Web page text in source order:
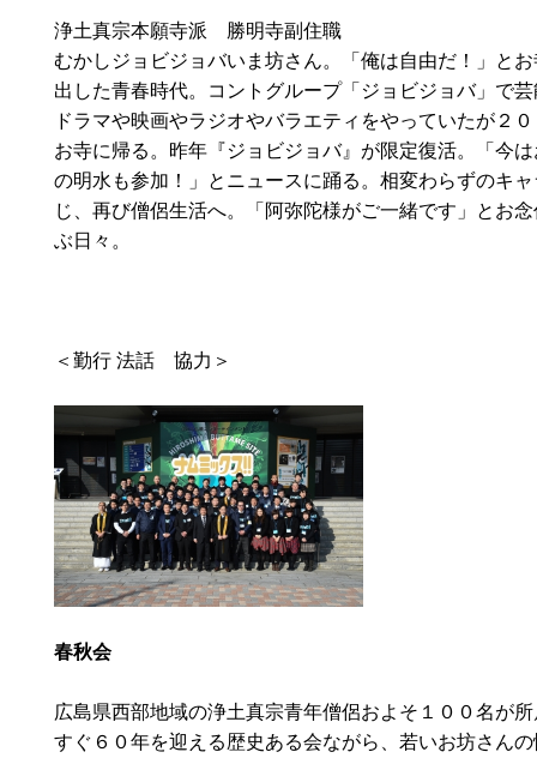
浄土真宗本願寺派 勝明寺副住職
むかしジョビジョバいま坊さん。「俺は自由だ！」と
出した青春時代。コントグループ「ジョビジョバ」で
ドラマや映画やラジオやバラエティをやっていたが２
お寺に帰る。昨年『ジョビジョバ』が限定復活。「今
の明水も参加！」とニュースに踊る。相変わらずのキ
じ、再び僧侶生活へ。「阿弥陀様がご一緒です」とお
ぶ日々。
＜勤行 法話 協力＞
春秋会
広島県西部地域の浄土真宗青年僧侶およそ１００名が
すぐ６０年を迎える歴史ある会ながら、若いお坊さん